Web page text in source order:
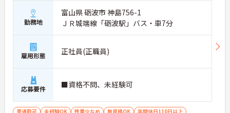
勤務地
富山県 砺波市 神島756-1
ＪＲ城端線「砺波駅」バス・車7分
雇用形態 正社員(正職員)
応募要件 ■資格不問、未経験可
車通勤可 未経験OK 残業少なめ 無資格OK 年間休日110日以上